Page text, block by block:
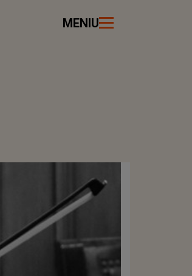
MENIU